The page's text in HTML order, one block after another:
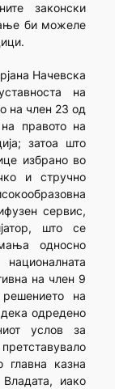
законски
би можеле
Начевска
на
на член 23 од
правото на
затоа што
избрано во
и стручно
сервис,
што се
односно
на член 9
на
одредено
услов за
казна
иако